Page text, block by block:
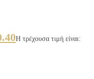
Η τρέχουσα τιμή είναι: